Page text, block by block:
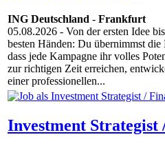
ING Deutschland - Frankfurt
05.08.2026 - Von der ersten Idee
besten Händen: Du übernimmst
dass jede Kampagne ihr volles
zur richtigen Zeit erreichen,
einer professionellen...
Investment